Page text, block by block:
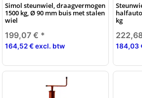
Simol steunwiel, draagvermogen
1500 kg, Ø 90 mm buis met stalen
wiel
199,07 € *
164,52 € excl. btw
kg
184,03